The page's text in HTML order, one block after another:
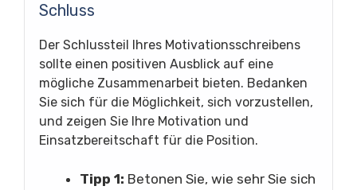
Schluss
Der Schlussteil Ihres Motivationsschreibens
sollte einen positiven Ausblick auf eine
mögliche Zusammenarbeit bieten. Bedanken
Sie sich für die Möglichkeit, sich vorzustellen,
und zeigen Sie Ihre Motivation und
Einsatzbereitschaft für die Position.
Tipp 1: Betonen Sie, wie sehr Sie sich